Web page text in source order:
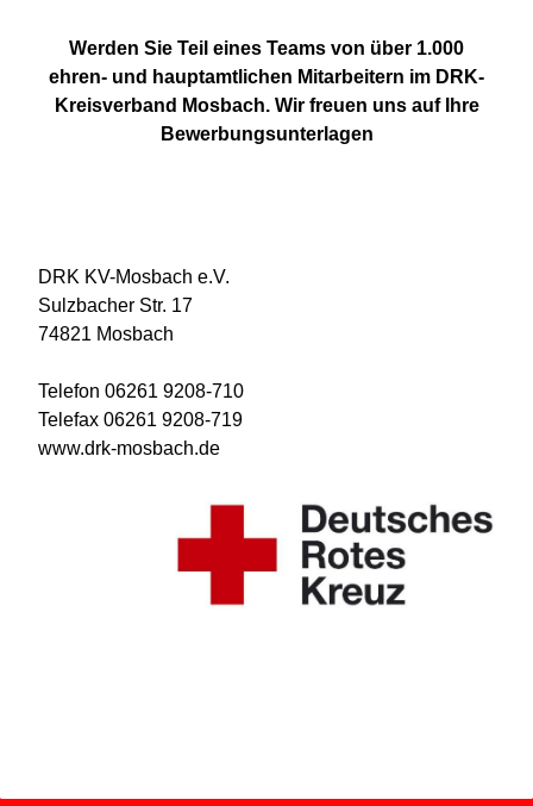
Werden Sie Teil eines Teams von über 1.000
ehren- und hauptamtlichen Mitarbeitern im DRK-
Kreisverband Mosbach. Wir freuen uns auf Ihre
Bewerbungsunterlagen
DRK KV-Mosbach e.V.
Sulzbacher Str. 17
74821 Mosbach
Telefon 06261 9208-710
Telefax 06261 9208-719
www.drk-mosbach.de